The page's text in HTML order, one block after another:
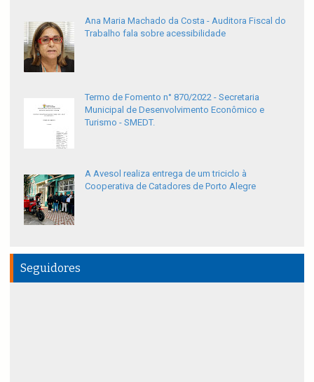
Ana Maria Machado da Costa - Auditora Fiscal do
Trabalho fala sobre acessibilidade
Termo de Fomento n° 870/2022 - Secretaria
Municipal de Desenvolvimento Econômico e
Turismo - SMEDT.
A Avesol realiza entrega de um triciclo à
Cooperativa de Catadores de Porto Alegre
Seguidores